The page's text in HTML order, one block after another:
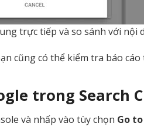
trực tiếp và so sánh với nội
cũng có thể kiểm tra báo
trong Search
và nhấp vào tùy chọn Go